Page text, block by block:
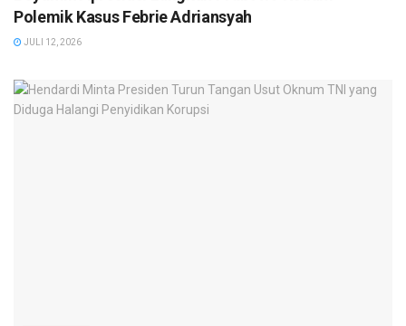
Polemik Kasus Febrie Adriansyah
JULI 12, 2026